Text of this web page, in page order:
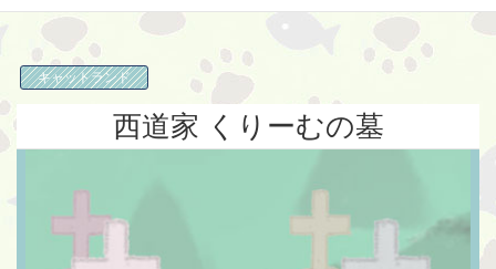
キャットランド
西道家 くりーむの墓